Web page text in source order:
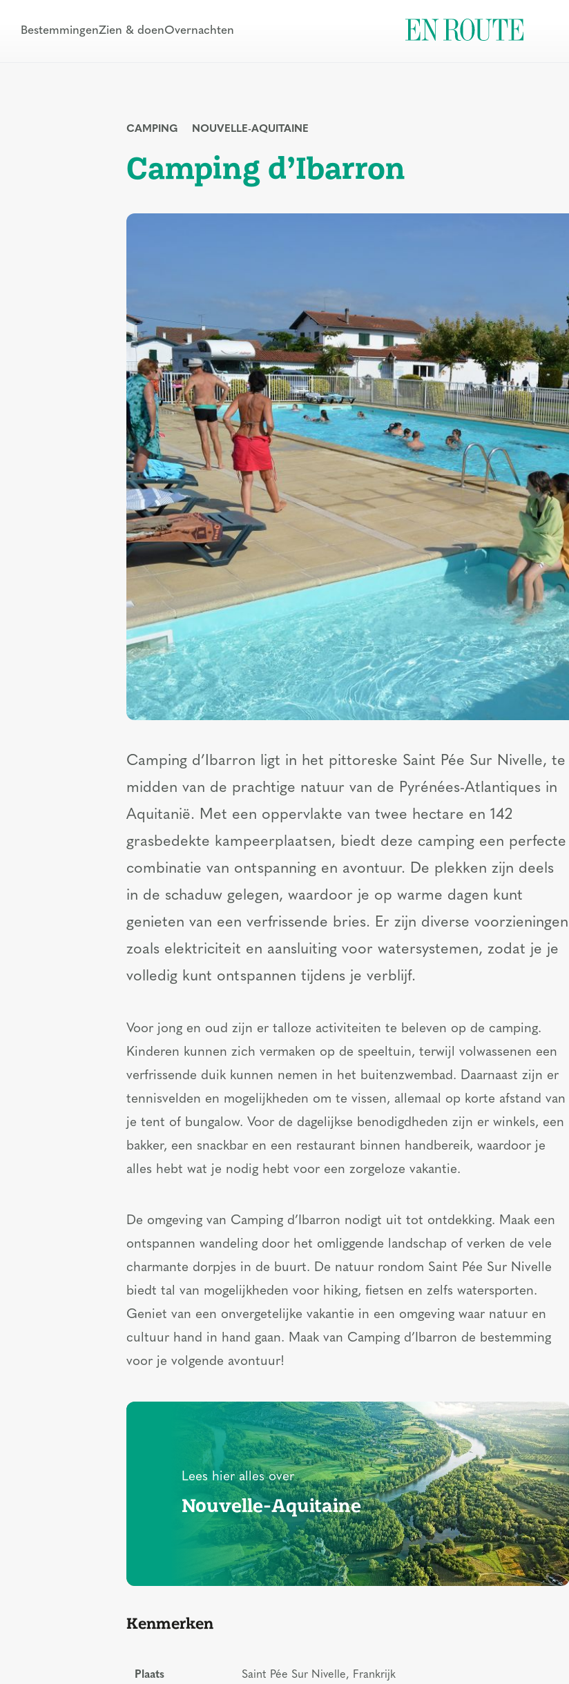
BestemmingenZien & doenOvernachten
CAMPING NOUVELLE-AQUITAINE
Camping d’Ibarron
Camping d’Ibarron ligt in het pittoreske Saint Pée Sur Nivelle, te
midden van de prachtige natuur van de Pyrénées-Atlantiques in
Aquitanië. Met een oppervlakte van twee hectare en 142
grasbedekte kampeerplaatsen, biedt deze camping een perfecte
combinatie van ontspanning en avontuur. De plekken zijn deels
in de schaduw gelegen, waardoor je op warme dagen kunt
genieten van een verfrissende bries. Er zijn diverse voorzieningen
zoals elektriciteit en aansluiting voor watersystemen, zodat je je
volledig kunt ontspannen tijdens je verblijf.
Voor jong en oud zijn er talloze activiteiten te beleven op de camping.
Kinderen kunnen zich vermaken op de speeltuin, terwijl volwassenen een
verfrissende duik kunnen nemen in het buitenzwembad. Daarnaast zijn er
tennisvelden en mogelijkheden om te vissen, allemaal op korte afstand van
je tent of bungalow. Voor de dagelijkse benodigdheden zijn er winkels, een
bakker, een snackbar en een restaurant binnen handbereik, waardoor je
alles hebt wat je nodig hebt voor een zorgeloze vakantie.
De omgeving van Camping d’Ibarron nodigt uit tot ontdekking. Maak een
ontspannen wandeling door het omliggende landschap of verken de vele
charmante dorpjes in de buurt. De natuur rondom Saint Pée Sur Nivelle
biedt tal van mogelijkheden voor hiking, fietsen en zelfs watersporten.
Geniet van een onvergetelijke vakantie in een omgeving waar natuur en
cultuur hand in hand gaan. Maak van Camping d’Ibarron de bestemming
voor je volgende avontuur!
Lees hier alles over
Nouvelle-Aquitaine
Kenmerken
Plaats Saint Pée Sur Nivelle, Frankrijk